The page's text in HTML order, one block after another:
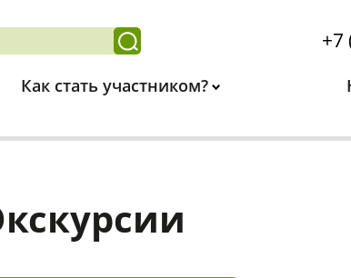
+7
Как стать участником?